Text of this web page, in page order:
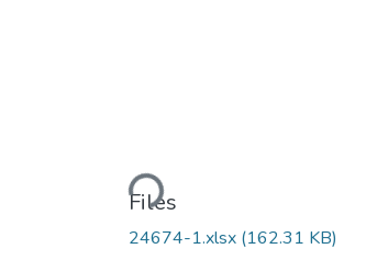
Loading...
Files
24674-1.xlsx (162.31 KB)